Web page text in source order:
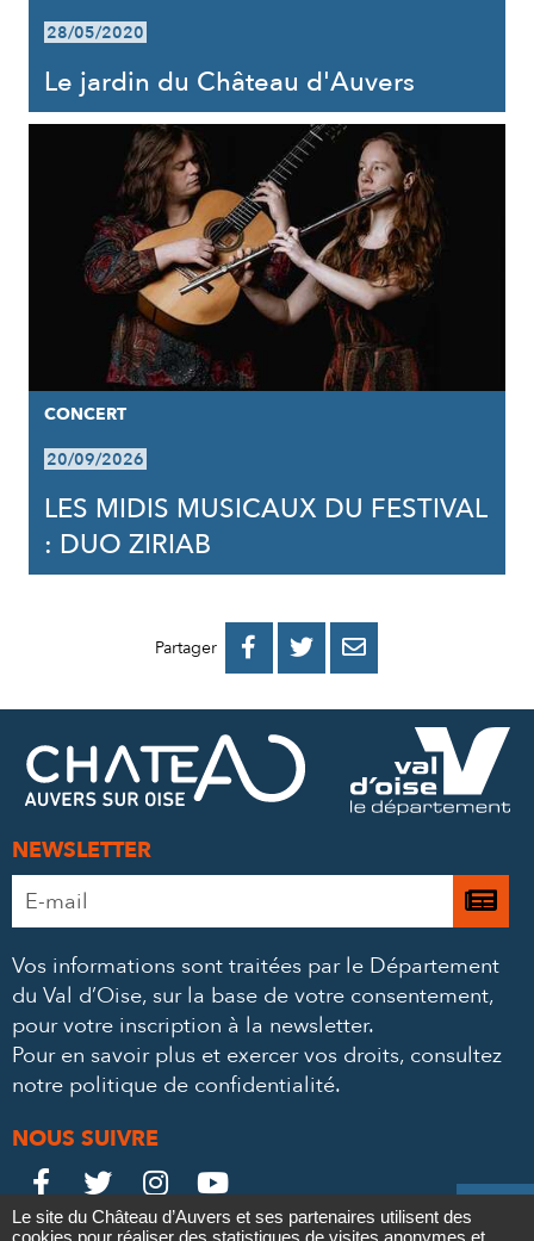
28/05/2020
Le jardin du Château d'Auvers
CONCERT
20/09/2026
LES MIDIS MUSICAUX DU FESTIVAL
: DUO ZIRIAB
Partager 
PARTAGER
FACEBOOK
PARTAGER
PARTAGER
MAIL
NEWSLETTER
Adresse
e-
*
Je
à
Vos informations sont traitées par le Département
du Val d’Oise, sur la base de votre consentement,
pour votre inscription à la newsletter.
Pour en savoir plus et exercer vos droits, consultez
notre politique de confidentialité.
NOUS SUIVRE
Le

Le

Le

Le

Le site du Château d’Auvers et ses partenaires utilisent des
cookies pour réaliser des statistiques de visites anonymes et